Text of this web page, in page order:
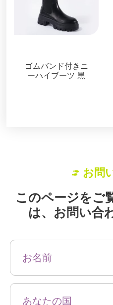
ゴムバンド付きニ
ーハイブーツ 黒
お問
このページをご
は、お問い合